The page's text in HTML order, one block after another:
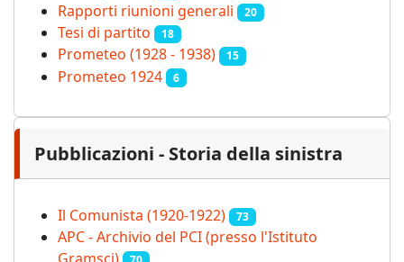
Rapporti riunioni generali 20
Tesi di partito 18
Prometeo (1928 - 1938) 15
Prometeo 1924 6
Pubblicazioni - Storia della sinistra
Il Comunista (1920-1922) 73
APC - Archivio del PCI (presso l'Istituto